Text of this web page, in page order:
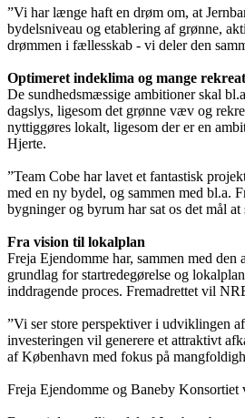
”Vi har længe haft en drøm om, at
bydelsniveau og etablering af grønne,
drømmen i fællesskab - vi deler den
Optimeret indeklima og mange
De sundhedsmæssige ambitioner skal
dagslys, ligesom det grønne væv og
nyttiggøres lokalt, ligesom der er en
Hjerte.
”Team Cobe har lavet et fantastisk
med en ny bydel, og sammen med bl.a.
bygninger og byrum har sat os det mål
Fra vision til lokalplan
Freja Ejendomme har, sammen med
grundlag for startredegørelse og
inddragende proces. Fremadrettet vil
”Vi ser store perspektiver i udviklingen
investeringen vil generere et attraktivt
af København med fokus på
Freja Ejendomme og Baneby Konsortiet